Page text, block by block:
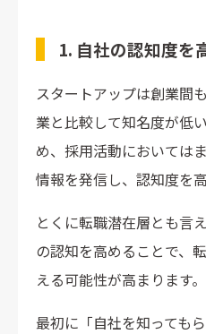
1. 自社の認知度を
スタートアップは創業間
業と比較して知名度が低
め、採用活動においては
情報を発信し、認知度を
とくに転職潜在層とも言
の認知を高めることで、
える可能性が高まります。
最初に「自社を知っても